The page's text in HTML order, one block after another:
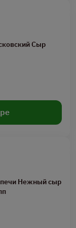
Сыр
Нежный сыр